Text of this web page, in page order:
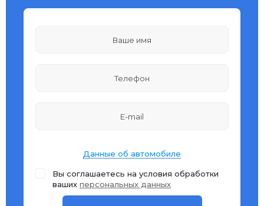
Данные об автомобиле
Вы соглашаетесь на условия обработки
ваших персональных данных